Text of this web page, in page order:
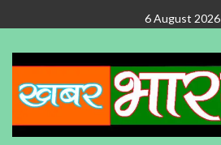
to
content
6 August 2026